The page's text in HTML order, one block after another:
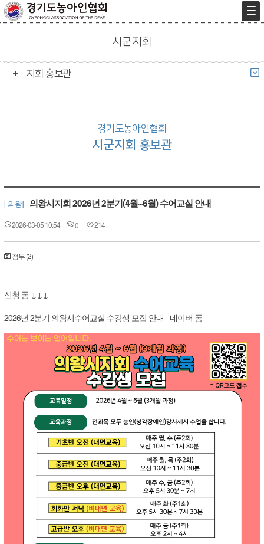
시군지회
지회 홍보관
경기도농아인협회
시군지회 홍보관
[ 의왕] 의왕시지회 2026년 2분기(4월~6월) 수어교실 안내
2026-03-05 10:54 0 214
첨부 (2)
신청 폼 ↓↓↓
2026년 2분기 의왕시수어교실 수강생 모집 안내 - 네이버 폼